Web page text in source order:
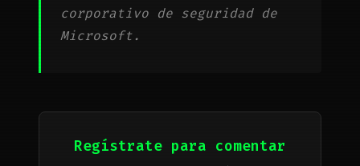
corporativo de seguridad de
Microsoft.
Regístrate para comentar